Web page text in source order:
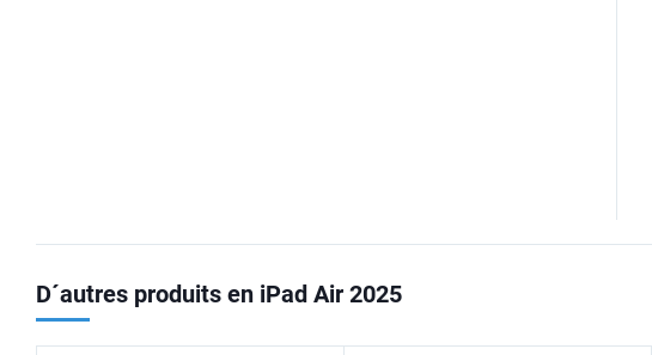
D´autres produits en iPad Air 2025